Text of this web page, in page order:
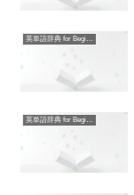
英単語辞典 for Beginners
英単語辞典 for Beginners